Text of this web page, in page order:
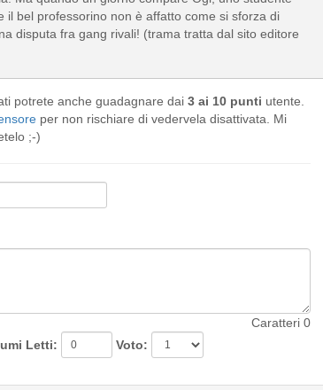
bel professorino non è affatto come si sforza di
disputa fra gang rivali! (trama tratta dal sito editore
potrete anche guadagnare dai 3 ai 10 punti utente.
per non rischiare di vedervela disattivata. Mi
;-)
Caratteri 0
Letti:
Voto: